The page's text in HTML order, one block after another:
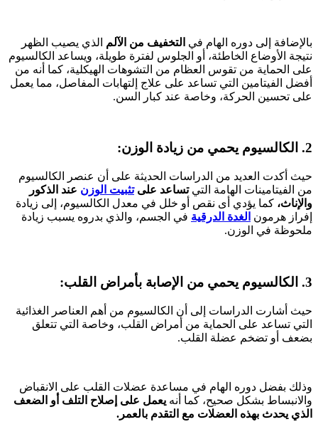
بالإضافة إلى دوره الهام في التخفيف من الآلم الذي يصيب الظهر
نتيجة الأوضاع الخاطئة، أو الجلوس لفترة طويلة، ويساعد الكالسيوم
على الحماية من تقوس العظام من التشوهات الهيكلية، كما أنه من
أفضل الفيتامين التي تساعد على علاج إلتهابات المفاصل، مما يعمل
على تحسين الحركة، وخاصة عند كبار السن.
2. الكالسيوم يحمي من زيادة الوزن:
حيث أكدت العديد من الدراسات الحديثة على أن عنصر الكالسيوم
من الفيتامينات الهامة التيتساعد علىتثبيت الوزن عند الذكور
والإناث، كما يؤدي أى نقص أو خلل في معدل الكالسيوم، إلى زيادة
إفراز هرمون الغدة الدرقية في الجسم، والذي بدروه يسبب زيادة
ملحوظة في الوزن.
3. الكالسيوم يحمي من الإصابة بأمراض القلب:
حيث أشارت الدراسات إلى أن الكالسيوم من أهم العناصر الغذائية
التي تساعد على الحماية من أمراض القلب، وخاصة التي تتعلق
بضعف أو تضخم عضلة القلب.
وذلك بفضل دوره الهام في مساعدة عضلات القلب على الانقباض
والانبساط بشكل صحيح، كما أنه يعمل على إصلاح التلف أو الضعف
الذي يحدث بهذه العضلات مع التقدم بالعمر.